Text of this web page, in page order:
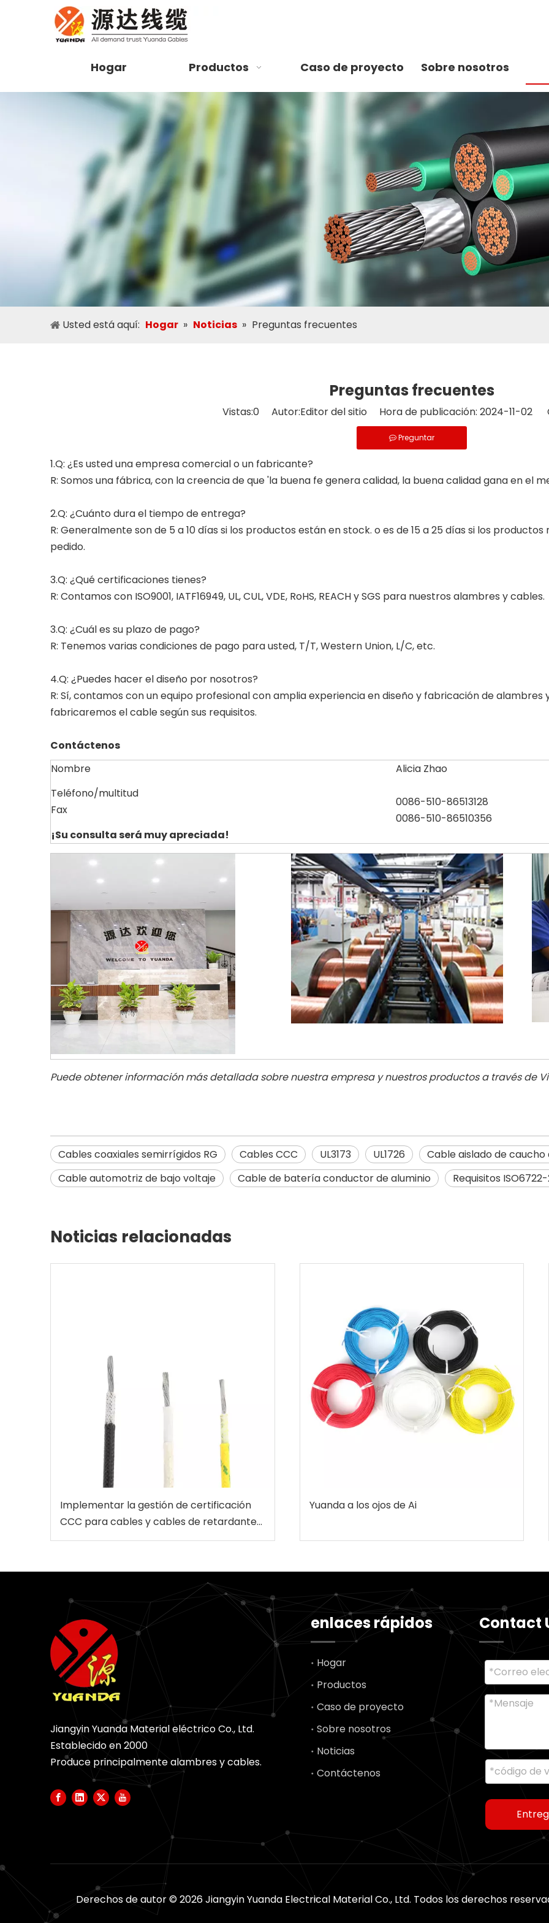
Hogar Productos Caso de proyecto Sobre nosotros
Usted está aquí: Hogar » Noticias » Preguntas frecuentes
Preguntas frecuentes
Vistas:0 Autor:Editor del sitio Hora de publicación: 2024-11-02
Preguntar
1.Q: ¿Es usted una empresa comercial o un fabricante?
R: Somos una fábrica, con la creencia de que 'la buena fe genera calidad, la buena calidad gana en el
2.Q: ¿Cuánto dura el tiempo de entrega?
R: Generalmente son de 5 a 10 días si los productos están en stock. o es de 15 a 25 días si los
pedido.
3.Q: ¿Qué certificaciones tienes?
R: Contamos con ISO9001, IATF16949, UL, CUL, VDE, RoHS, REACH y SGS para nuestros alambres y cables.
3.Q: ¿Cuál es su plazo de pago?
R: Tenemos varias condiciones de pago para usted, T/T, Western Union, L/C, etc.
4.Q: ¿Puedes hacer el diseño por nosotros?
R: Sí, contamos con un equipo profesional con amplia experiencia en diseño y fabricación de
fabricaremos el cable según sus requisitos.
Contáctenos
Nombre
Alicia Zhao
Teléfono/multitud
Fax
0086-510-86513128
0086-510-86510356
¡Su consulta será muy apreciada!
Puede obtener información más detallada sobre nuestra empresa y nuestros productos a través de
Cables coaxiales semirrígidos RG Cables CCC UL3173 UL1726
Cable aislado de caucho
Cable automotriz de bajo voltaje
Cable de batería conductor de aluminio Requisitos
Noticias relacionadas
Implementar la gestión de certificación
CCC para cables y cables de retardantes
de llama
Yuanda a los ojos de Ai
Jiangyin Yuanda Material eléctrico Co., Ltd.
Establecido en 2000
Produce principalmente alambres y cables.
enlaces rápidos
Hogar
Productos
Caso de proyecto
Sobre nosotros
Noticias
Contáctenos
Contact
Derechos de autor ©2026Jiangyin Yuanda Electrical Material Co., Ltd. Todos los derechos